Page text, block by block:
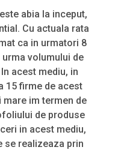
abia la inceput,
Cu actuala rata
ca in urmatori 8
volumului de
acest mediu, in
15 firme de acest
im termen de
de produse
in acest mediu,
se realizeaza prin